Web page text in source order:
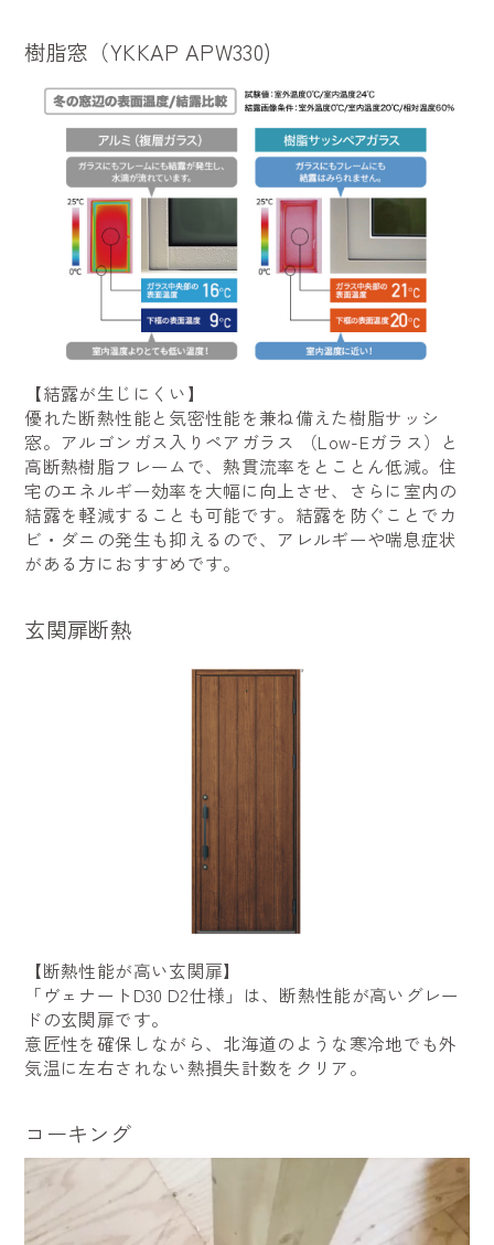
樹脂窓（YKKAP APW330)
【結露が生じにくい】
優れた断熱性能と気密性能を兼ね備えた樹脂サッシ
窓。アルゴンガス入りペアガラス （Low-Eガラス）と
高断熱樹脂フレームで、熱貫流率をとことん低減。住
宅のエネルギー効率を大幅に向上させ、さらに室内の
結露を軽減することも可能です。結露を防ぐことでカ
ビ・ダニの発生も抑えるので、アレルギーや喘息症状
がある方におすすめです。
玄関扉断熱
【断熱性能が高い玄関扉】
「ヴェナートD30 D2仕様」は、断熱性能が高いグレー
ドの玄関扉です。
意匠性を確保しながら、北海道のような寒冷地でも外
気温に左右されない熱損失計数をクリア。
コーキング